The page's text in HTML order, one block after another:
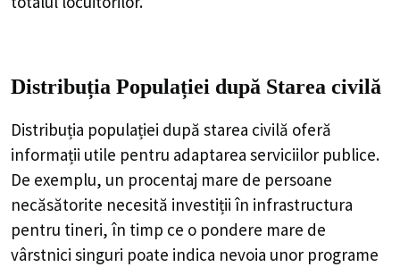
Distribuția Populației după Starea civilă
Distribuția populației după starea civilă oferă
informații utile pentru adaptarea serviciilor publice.
De exemplu, un procentaj mare de persoane
necăsătorite necesită investiții în infrastructura
pentru tineri, în timp ce o pondere mare de
vârstnici singuri poate indica nevoia unor programe